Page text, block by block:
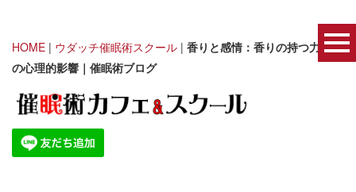
HOME | ウダッチ催眠術スクール | 香りと感情：香りの持つ力とそ
の心理的影響｜催眠術ブログ